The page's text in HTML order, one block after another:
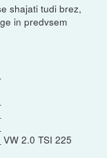
shajati tudi brez,
in predvsem
VW 2.0 TSI 225